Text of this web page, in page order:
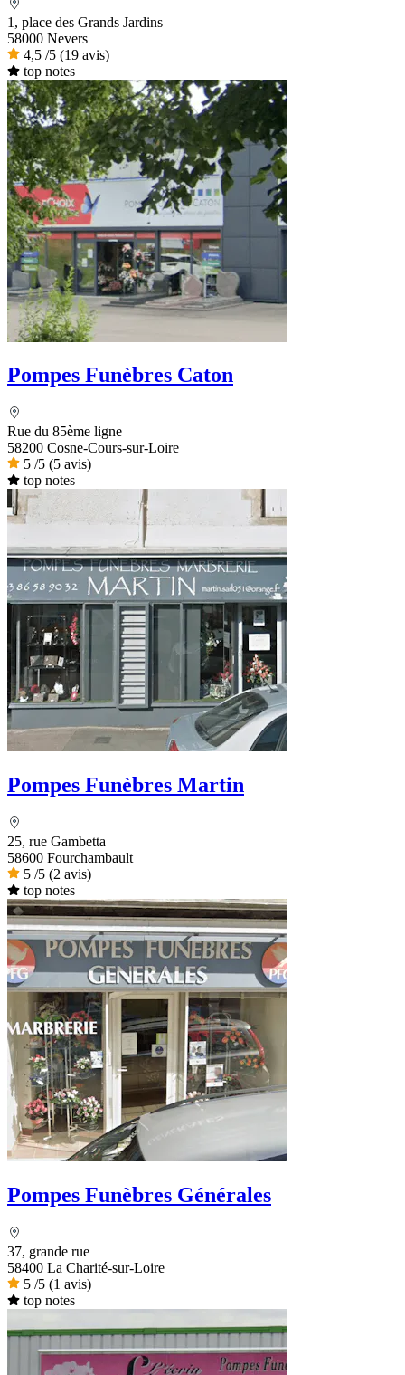
1, place des Grands Jardins
58000 Nevers
4,5 /5 (19 avis)
top notes
Pompes Funèbres Caton
Rue du 85ème ligne
58200 Cosne-Cours-sur-Loire
5 /5 (5 avis)
top notes
Pompes Funèbres Martin
25, rue Gambetta
58600 Fourchambault
5 /5 (2 avis)
top notes
Pompes Funèbres Générales
37, grande rue
58400 La Charité-sur-Loire
5 /5 (1 avis)
top notes